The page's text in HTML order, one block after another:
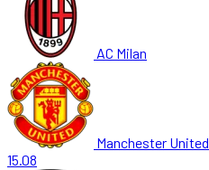
AC Milan
Manchester United
15.08